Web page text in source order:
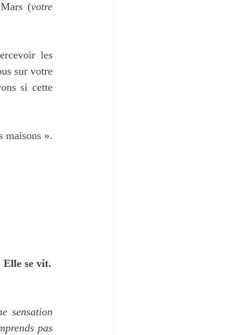
(votre
les
sur votre
si cette
maisons ».
Elle se vit.
sensation
pas